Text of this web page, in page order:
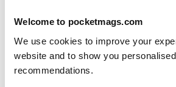
Welcome to pocketmags.com
We use cookies to improve your
website and to show you
recommendations.
Excellent publication.